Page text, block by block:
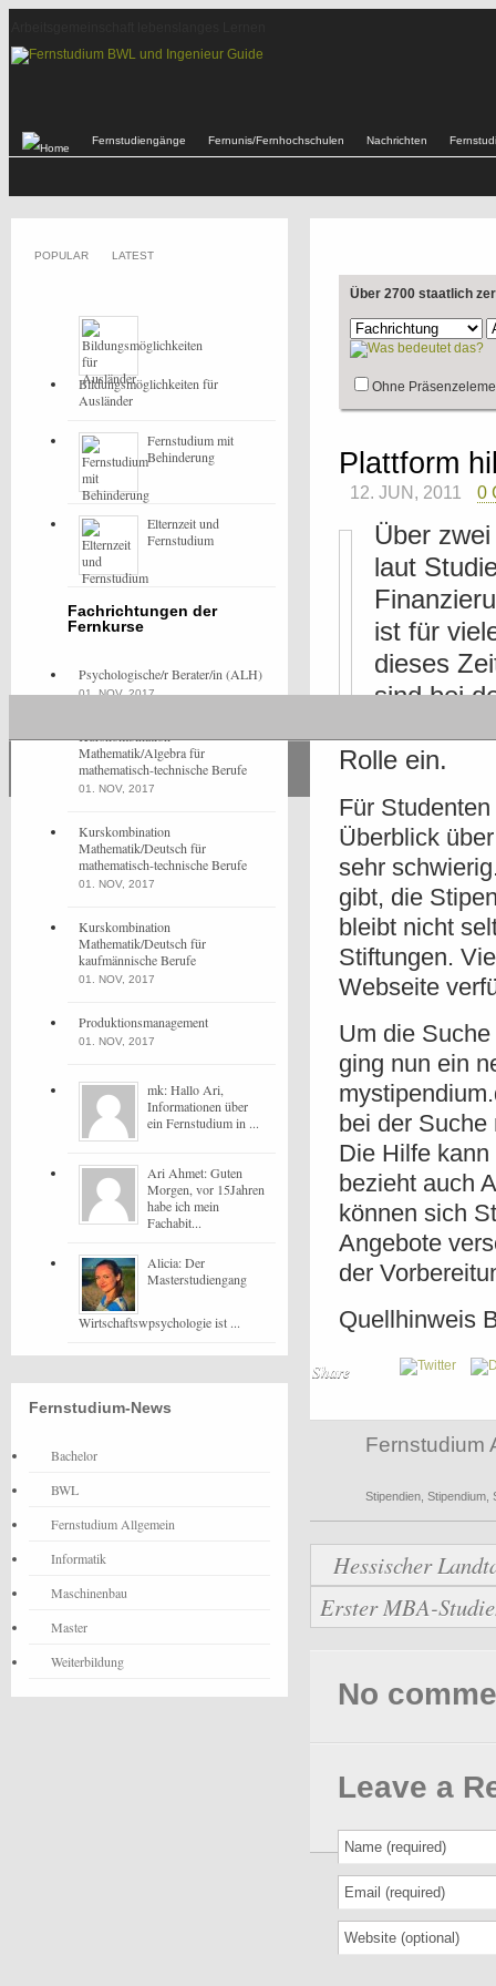
Fernstudiengänge Fernunis/Fernhochschulen Nachrichten
Über 2700 staatlich
Ohne
Plattform
12. JUN, 2011 0
Über
laut
ist für
dieses
sind bei
Rolle ein.
Für
Überblick
sehr
gibt, die
bleibt nicht
Stiftungen.
Webseite
Um die
ging nun ein
bei der Suche
Die Hilfe
bezieht auch
können sich
Angebote
der
Quellhinweis
Share
Fernstudium
Stipendien Stipendium
Hessischer
Erster MBA-
No
Leave a
POPULAR LATEST
Bildungsmöglichkeiten für
Ausländer
Fernstudium mit
Behinderung
Elternzeit und
Fernstudium
Fachrichtungen der
Fernkurse
Psychologische/r Berater/in (ALH)
01. NOV, 2017
Kurskombination
Mathematik/Algebra für
mathematisch-technische Berufe
01. NOV, 2017
Kurskombination
Mathematik/Deutsch für
mathematisch-technische Berufe
01. NOV, 2017
Kurskombination
Mathematik/Deutsch für
kaufmännische Berufe
01. NOV, 2017
Produktionsmanagement
01. NOV, 2017
mk: Hallo Ari,
Informationen über
ein Fernstudium in ...
Ari Ahmet: Guten
Morgen, vor 15Jahren
habe ich mein
Fachabit...
Alicia: Der
Masterstudiengang
Wirtschaftswpsychologie ist ...
Fernstudium-News
Bachelor
BWL
Fernstudium Allgemein
Informatik
Maschinenbau
Master
Weiterbildung